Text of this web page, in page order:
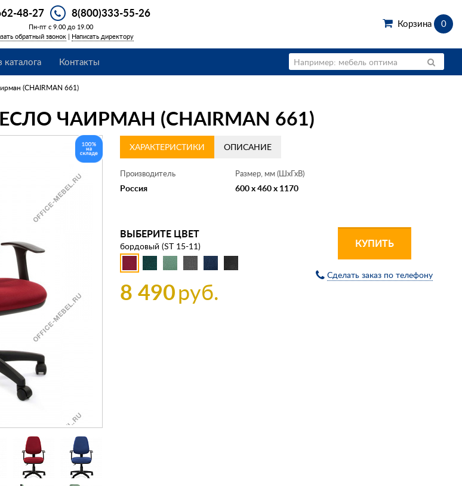
48-27 8(800)333-55-26
Пн-пт с 9.00 до 19.00
обратный звонок | Написать директору
Корзина 0
каталога Контакты
(CHAIRMAN 661)
ЧАИРМАН (CHAIRMAN 661)
ХАРАКТЕРИСТИКИ ОПИСАНИЕ
Производитель
Россия
Размер, мм (ШхГхВ)
600 x 460 x 1170
ВЫБЕРИТЕ ЦВЕТ
бордовый (ST 15-11)
8 490руб.
КУПИТЬ
Сделать заказ по телефону